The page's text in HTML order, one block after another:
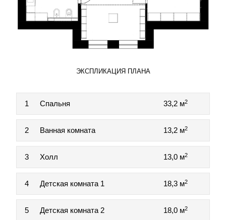
ЭКСПЛИКАЦИЯ ПЛАНА
1 Спальня 33,2 м2
2 Ванная комната 13,2 м2
3 Холл 13,0 м2
4 Детская комната 1 18,3 м2
5 Детская комната 2 18,0 м2